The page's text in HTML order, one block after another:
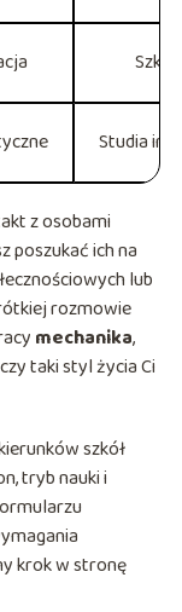
Studia
z osobami
poszukać ich na
lub
rozmowie
mechanika,
taki styl życia Ci
szkół
tryb nauki i
krok w stronę